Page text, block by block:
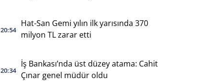
20:54
Hat-San Gemi yılın ilk yarısında 370
milyon TL zarar etti
20:34
İş Bankası’nda üst düzey atama: Cahit
Çınar genel müdür oldu